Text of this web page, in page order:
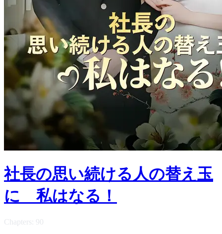
社長の思い続ける人の替え玉
に 私はなる！
Chapters: 90